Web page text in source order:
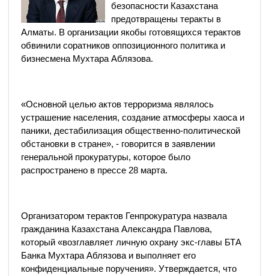
безопасности Казахстана
предотвращены теракты в
Алматы. В организации якобы готовящихся терактов
обвинили соратников оппозиционного политика и
бизнесмена Мухтара Аблязова.
«Основной целью актов терроризма являлось
устрашение населения, создание атмосферы хаоса и
паники, дестабилизация общественно-политической
обстановки в стране», - говорится в заявлении
генеральной прокуратуры, которое было
распространено в прессе 28 марта.
Организатором терактов Генпрокуратура назвала
гражданина Казахстана Александра Павлова,
который «возглавляет личную охрану экс-главы БТА
Банка Мухтара Аблязова и выполняет его
конфиденциальные поручения». Утверждается, что